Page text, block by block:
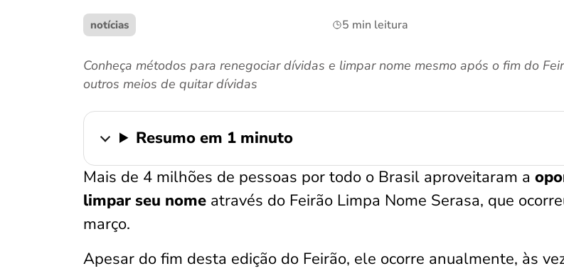
notícias 5 min leitura
Conheça métodos para renegociar dívidas e limpar nome mesmo após o fim do
outros meios de quitar dívidas
Resumo em 1 minuto
Mais de 4 milhões de pessoas por todo o Brasil aproveitaram a
limpar seu nome através do Feirão Limpa Nome Serasa, que
março.
Apesar do fim desta edição do Feirão, ele ocorre anualmente, às